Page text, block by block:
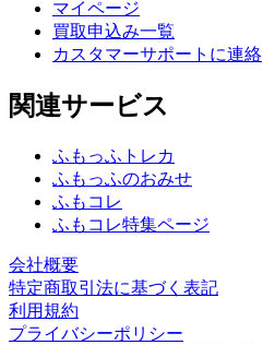
マイページ
買取申込み一覧
カスタマーサポートに連絡
関連サービス
ふもっふトレカ
ふもっふのおみせ
ふもコレ
ふもコレ特集ページ
会社概要
特定商取引法に基づく表記
利用規約
プライバシーポリシー